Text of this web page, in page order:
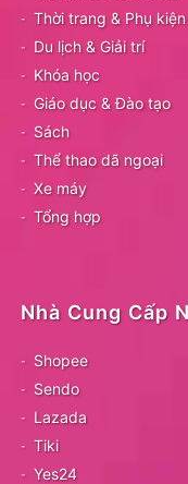
Thời trang & Phụ kiện
Du lịch & Giải trí
Khóa học
Giáo dục & Đào tạo
Sách
Thể thao dã ngoại
Xe máy
Tổng hợp
Nhà Cung Cấp
Shopee
Sendo
Lazada
Tiki
Yes24